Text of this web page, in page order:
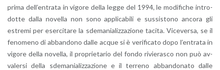
prima del­l’en­tra­ta in vi­go­re della legge del 1994, le mo­di­fi­che in­tro­
dot­te dalla no­vel­la non sono ap­pli­ca­bi­li e sus­si­sto­no an­co­ra gli
estre­mi per eser­ci­ta­re la sde­ma­nia­liz­za­zio­ne ta­ci­ta. Vi­ce­ver­sa, se il
fe­no­me­no di ab­ban­do­no dalle acque si è ve­ri­fi­ca­to dopo l’en­tra­ta in
vi­go­re della no­vel­la, il pro­prie­ta­rio del fondo ri­vie­ra­sco non può av­
va­ler­si della sde­ma­nia­liz­za­zio­ne e il ter­re­no ab­ban­do­na­to dalle